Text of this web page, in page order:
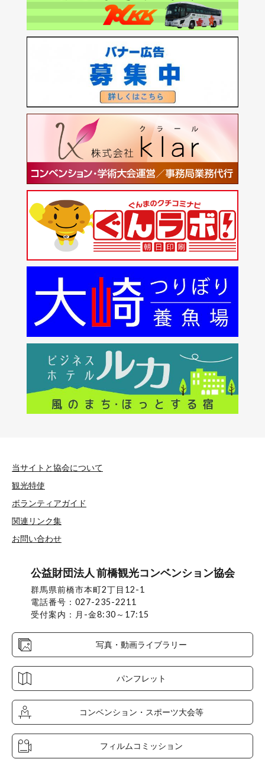
当サイトと協会について
観光特使
ボランティアガイド
関連リンク集
お問い合わせ
公益財団法人 前橋観光コンベンション協会
群馬県前橋市本町2丁目12-1
電話番号：027-235-2211
受付案内：月-金8:30～17:15
写真・動画ライブラリー
パンフレット
コンベンション・スポーツ大会等
フィルムコミッション